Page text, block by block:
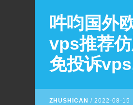
吽呁国外
vps推荐
免投诉
ZHUSHICAN / 2022-08-15